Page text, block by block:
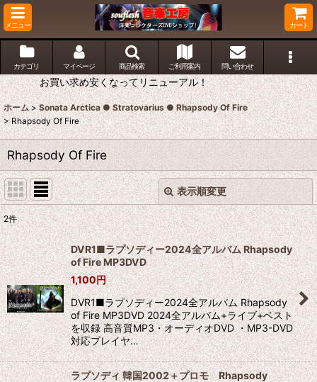
メニュー カート
カテゴリ マイページ 商品検索 ご利用案内 問い合わせ
お買い求め安くなってリニューアル！
ホーム > Sonata Arctica ● Stratovarius ● Rhapsody Of Fire
> Rhapsody Of Fire
Rhapsody Of Fire
表示順変更
表示数:
並び順:
絞り込む
閉じる
2件
DVR1■ラプソディー2024全アルバム Rhapsody
of Fire MP3DVD
1,100円
DVR1■ラプソディー2024全アルバム Rhapsody
of Fire MP3DVD 2024全アルバム+ライブ+ベスト
を収録 高音質MP3・オーディオDVD ・MP3-DVD
対応プレイヤ…
ラプソディ 韓国2002＋プロモ Rhapsody